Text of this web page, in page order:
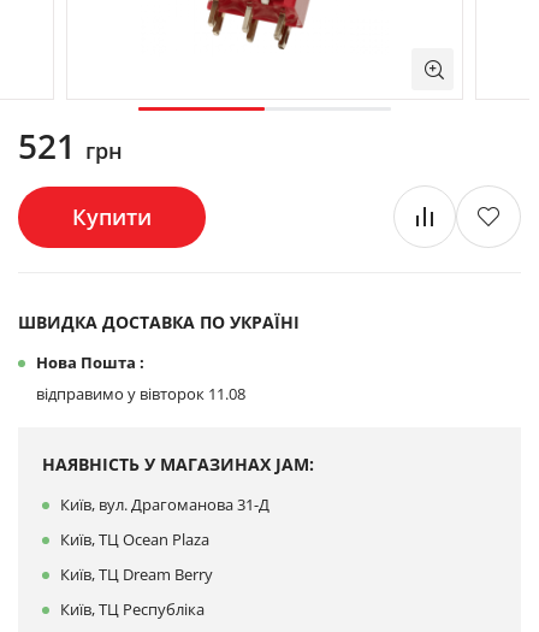
521 грн
Купити
ШВИДКА ДОСТАВКА ПО УКРАЇНІ
Нова Пошта :
відправимо у вівторок 11.08
НАЯВНІСТЬ У МАГАЗИНАХ JAM:
Київ, вул. Драгоманова 31-Д
Київ, ТЦ Ocean Plaza
Київ, ТЦ Dream Berry
Київ, ТЦ Республіка